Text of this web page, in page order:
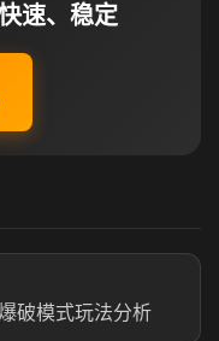
速、稳定
破模式玩法分析